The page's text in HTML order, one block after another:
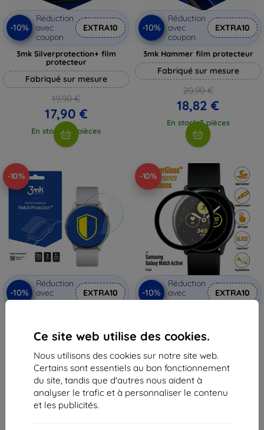
Ce site web utilise des cookies.
Nous utilisons des cookies sur notre site web.
Certains sont essentiels au bon fonctionnement
du site, tandis que d'autres nous aident à
analyser le trafic et à personnaliser le contenu
et les publicités.
-10%
Réduction
avec
coupon
EXTRA10
3mk Silverprotection+ film
protecteur
Fabriqué sur mesure
19,90 €
17,90 €
En stock > 5 pièces
-10%
Réduction
avec
coupon
EXTRA10
3mk Hammer film protecteur
Fabriqué sur mesure
20,90 €
18,82 €
En stock 3 pièces
-10%
-10%
Réduction
avec
coupon
EXTRA10
ARC
10,72 €
En stock > 5 pièces
-10%
-10%
Réduction
avec
coupon
EXTRA10
protection
27,82 €
En stock 3 pièces